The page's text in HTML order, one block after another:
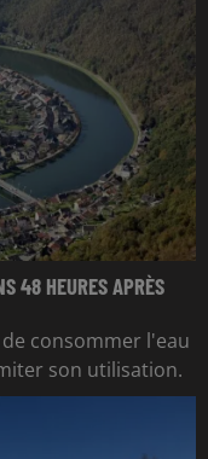
48 HEURES APRÈS
consommer l'eau
son utilisation.